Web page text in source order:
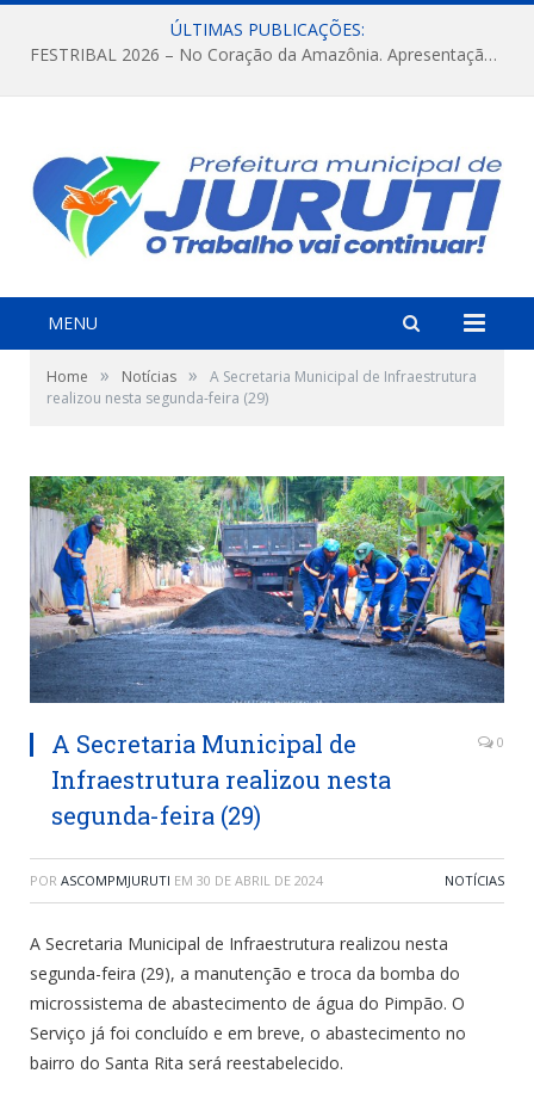
ÚLTIMAS PUBLICAÇÕES:
FESTRIBAL 2026 – No Coração da Amazônia. Apresentação da Munduruku.
MENU
Home » Notícias »
A Secretaria Municipal de Infraestrutura
realizou nesta segunda-feira (29)
A Secretaria Municipal de
Infraestrutura realizou nesta
segunda-feira (29)
0
POR ASCOMPMJURUTI EM 30 DE ABRIL DE 2024 NOTÍCIAS
A Secretaria Municipal de Infraestrutura realizou nesta
segunda-feira (29), a manutenção e troca da bomba do
microssistema de abastecimento de água do Pimpão. O
Serviço já foi concluído e em breve, o abastecimento no
bairro do Santa Rita será reestabelecido.